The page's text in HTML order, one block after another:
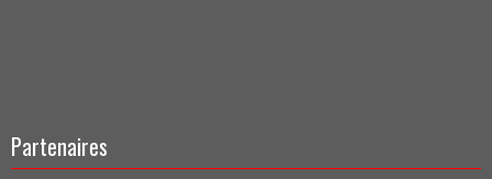
Partenaires